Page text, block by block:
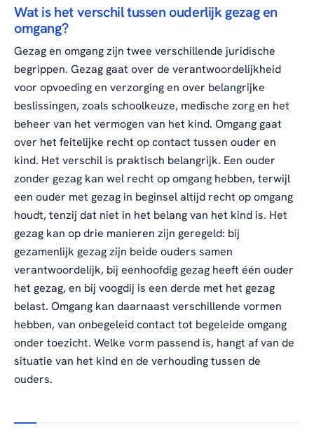
Wat is het verschil tussen ouderlijk gezag en
omgang?
Gezag en omgang zijn twee verschillende juridische
begrippen. Gezag gaat over de verantwoordelijkheid
voor opvoeding en verzorging en over belangrijke
beslissingen, zoals schoolkeuze, medische zorg en het
beheer van het vermogen van het kind. Omgang gaat
over het feitelijke recht op contact tussen ouder en
kind. Het verschil is praktisch belangrijk. Een ouder
zonder gezag kan wel recht op omgang hebben, terwijl
een ouder met gezag in beginsel altijd recht op omgang
houdt, tenzij dat niet in het belang van het kind is. Het
gezag kan op drie manieren zijn geregeld: bij
gezamenlijk gezag zijn beide ouders samen
verantwoordelijk, bij eenhoofdig gezag heeft één ouder
het gezag, en bij voogdij is een derde met het gezag
belast. Omgang kan daarnaast verschillende vormen
hebben, van onbegeleid contact tot begeleide omgang
onder toezicht. Welke vorm passend is, hangt af van de
situatie van het kind en de verhouding tussen de
ouders.